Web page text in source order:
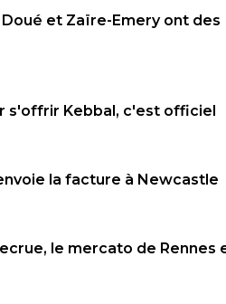
Doué et Zaïre-Emery ont des
s'offrir Kebbal, c'est officiel
la facture à Newcastle
le mercato de Rennes